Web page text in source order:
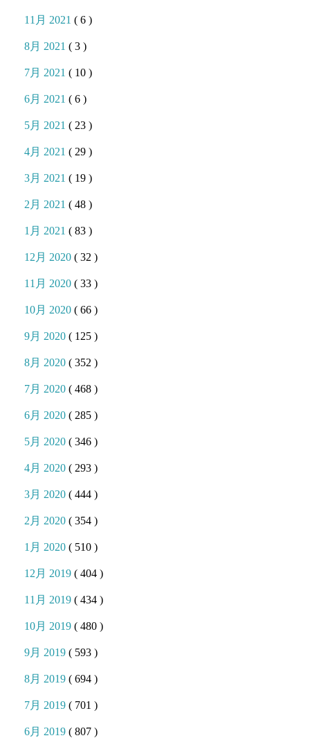
11月 2021( 6 )
8月 2021( 3 )
7月 2021( 10 )
6月 2021( 6 )
5月 2021( 23 )
4月 2021( 29 )
3月 2021( 19 )
2月 2021( 48 )
1月 2021( 83 )
12月 2020( 32 )
11月 2020( 33 )
10月 2020( 66 )
9月 2020( 125 )
8月 2020( 352 )
7月 2020( 468 )
6月 2020( 285 )
5月 2020( 346 )
4月 2020( 293 )
3月 2020( 444 )
2月 2020( 354 )
1月 2020( 510 )
12月 2019( 404 )
11月 2019( 434 )
10月 2019( 480 )
9月 2019( 593 )
8月 2019( 694 )
7月 2019( 701 )
6月 2019( 807 )